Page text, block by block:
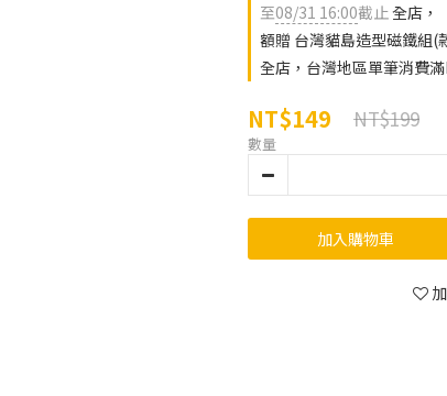
至08/31 16:00截止全店，
額贈 台灣貓島造型磁鐵組(
全店，台灣地區單筆消費
NT$149 NT$199
數量
加入購物車